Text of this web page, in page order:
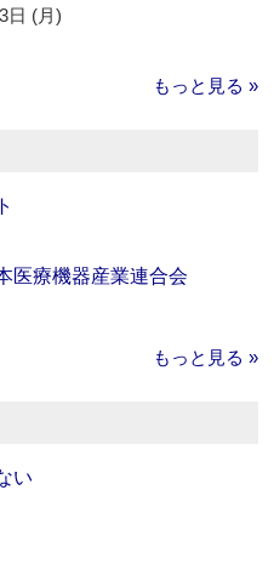
日 (月)
もっと見る »
療機器産業連合会
もっと見る »
い